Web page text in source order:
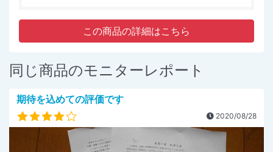
この商品の詳細はこちら
同じ商品のモニターレポート
期待を込めての評価です
2020/08/28